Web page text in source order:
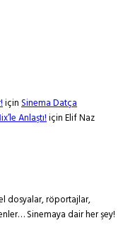
içinSinema Datça
Anlaştı!içinElif Naz
dosyalar, röportajlar,
Sinemaya dair her şey!